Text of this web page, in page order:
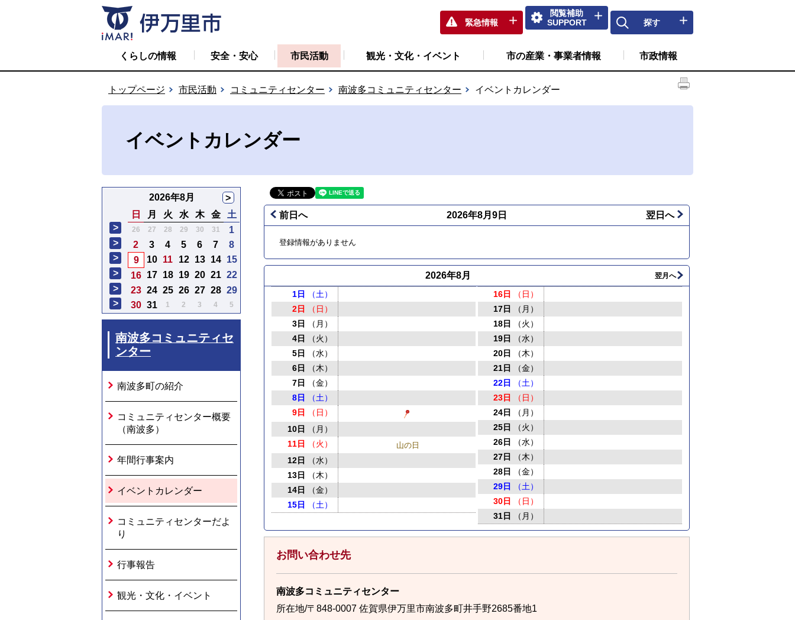
緊急情報
閲覧補助
SUPPORT
探す
くらしの情報 安全・安心 市民活動 観光・文化・イベント 市の産業・事業者情報 市政情報
トップページ 市民活動 コミュニティセンター 南波多コミュニティセンター イベントカレンダー
イベントカレンダー
2026年8月
>
日
月 火 水 木 金
土
>
26 27 28 29 30 31
1
>
2 3 4 5 6 7
8
>
9 10 11 12 13 14
15
>
16 17 18 19 20 21 22
>
23 24 25 26 27 28 29
>
30 31 1 2 3 4 5
南波多コミュニティセ
ンター
南波多町の紹介
コミュニティセンター概要
（南波多）
年間行事案内
イベントカレンダー
コミュニティセンターだよ
り
行事報告
観光・文化・イベント
前日へ 2026年8月9日 翌日へ
登録情報がありません
2026年8月 翌月へ
1日
（土）
2日
（日）
3日
（月）
4日
（火）
5日
（水）
6日
（木）
7日
（金）
8日
（土）
9日
（日）
10日
（月）
11日
（火） 山の日
12日
（水）
13日
（木）
14日
（金）
15日
（土）
16日
（日）
17日
（月）
18日
（火）
19日
（水）
20日
（木）
21日
（金）
22日
（土）
23日
（日）
24日
（月）
25日
（火）
26日
（水）
27日
（木）
28日
（金）
29日
（土）
30日
（日）
31日
（月）
お問い合わせ先
南波多コミュニティセンター
所在地/〒848-0007 佐賀県伊万里市南波多町井手野2685番地1